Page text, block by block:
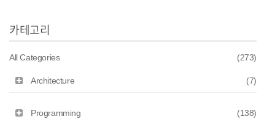
카테고리
All Categories (273)
Architecture (7)
Programming (138)